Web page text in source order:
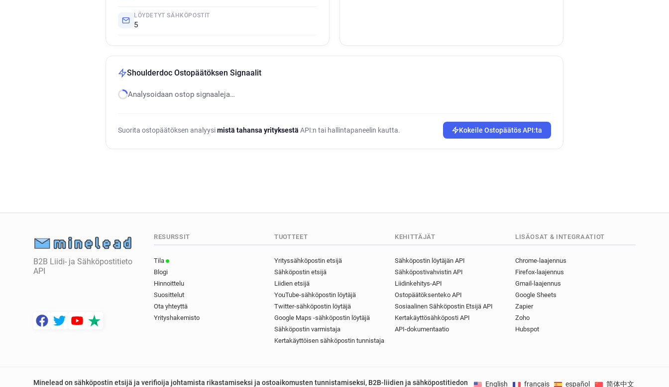
LÖYDETYT SÄHKÖPOSTIT
5
Shoulderdoc Ostopäätöksen Signaalit
Analysoidaan ostop signaaleja…
Suorita ostopäätöksen analyysimistä tahansa yrityksestä API:n tai hallintapaneelin kautta. Kokeile Ostopäätös API:ta
B2B Liidi- ja Sähköpostitieto
API
RESURSSIT
Tila
Blogi
Hinnoittelu
Suosittelut
Ota yhteyttä
Yrityshakemisto
TUOTTEET
Yrityssähköpostin etsijä
Sähköpostin etsijä
Liidien etsijä
YouTube-sähköpostin löytäjä
Twitter-sähköpostin löytäjä
Google Maps -sähköpostin löytäjä
Sähköpostin varmistaja
Kertakäyttöisen sähköpostin tunnistaja
KEHITTÄJÄT
Sähköpostin löytäjän API
Sähköpostivahvistin API
Liidinkehitys-API
Ostopäätöksenteko API
Sosiaalinen Sähköpostin Etsijä API
Kertakäyttösähköposti API
API-dokumentaatio
LISÄOSAT & INTEGRAATIOT
Chrome-laajennus
Firefox-laajennus
Gmail-laajennus
Google Sheets
Zapier
Zoho
Hubspot
Minelead on sähköpostin etsijä ja verifioija johtamista rikastamiseksi ja ostoaikomusten tunnistamiseksi, B2B-liidien ja sähköpostitiedon
English français español 简体中文